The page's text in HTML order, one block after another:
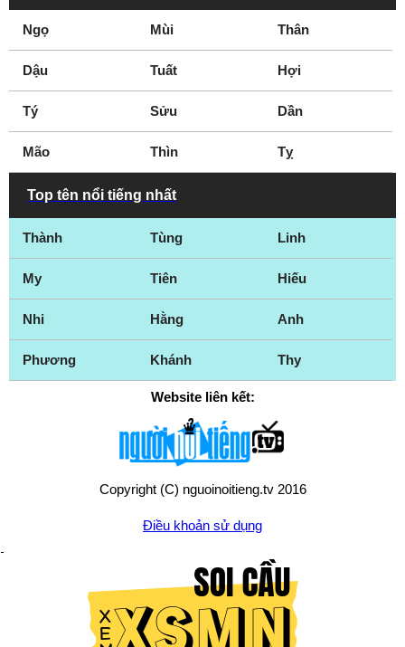
Ngọ Mùi Thân
Dậu Tuất Hợi
Tý Sửu Dần
Mão Thìn Tỵ
Top tên nổi tiếng nhất
Thành Tùng Linh
My Tiên Hiếu
Nhi Hằng Anh
Phương Khánh Thy
Website liên kết:
Copyright (C) nguoinoitieng.tv 2016
Điều khoản sử dụng
Chính sách quyền riêng tư